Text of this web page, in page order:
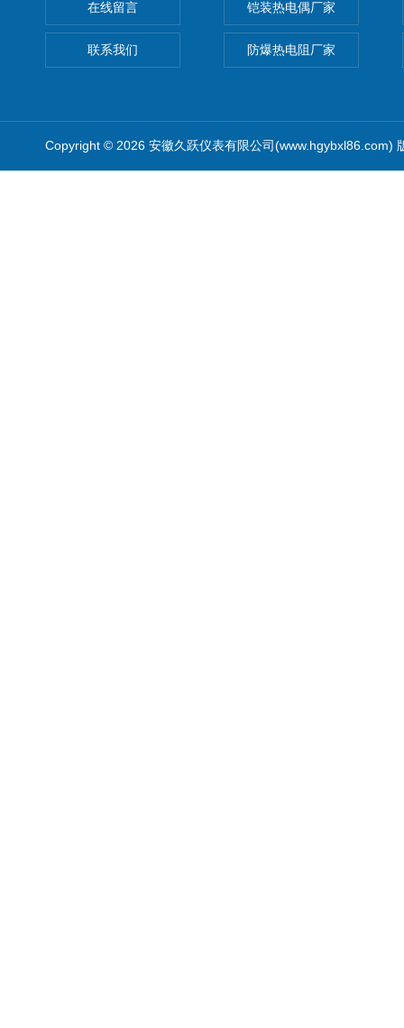
在线留言
联系我们
铠装热电偶厂家
防爆热电阻厂家
Copyright © 2026 安徽久跃仪表有限公司(www.hgybxl86.com)